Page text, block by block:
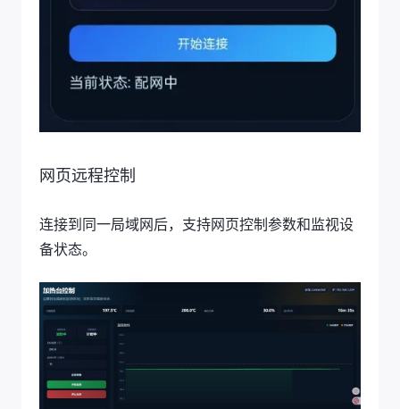
网页远程控制
连接到同一局域网后，支持网页控制参数和监视设
备状态。